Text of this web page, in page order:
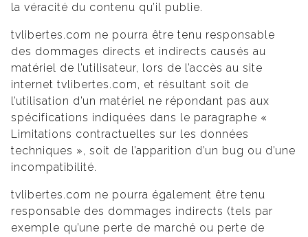
la véracité du contenu qu’il publie.
tvlibertes.com ne pourra être tenu responsable
des dommages directs et indirects causés au
matériel de l’utilisateur, lors de l’accès au site
internet tvlibertes.com, et résultant soit de
l’utilisation d’un matériel ne répondant pas aux
spécifications indiquées dans le paragraphe «
Limitations contractuelles sur les données
techniques », soit de l’apparition d’un bug ou d’une
incompatibilité.
tvlibertes.com ne pourra également être tenu
responsable des dommages indirects (tels par
exemple qu’une perte de marché ou perte de